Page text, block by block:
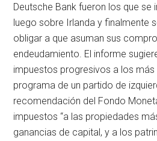
Deutsche Bank fueron los que se
luego sobre Irlanda y finalmente
obligar a que asuman sus
endeudamiento. El informe
impuestos progresivos a los más
programa de un partido de
recomendación del Fondo
impuestos “a las propiedades
ganancias de capital, y a los